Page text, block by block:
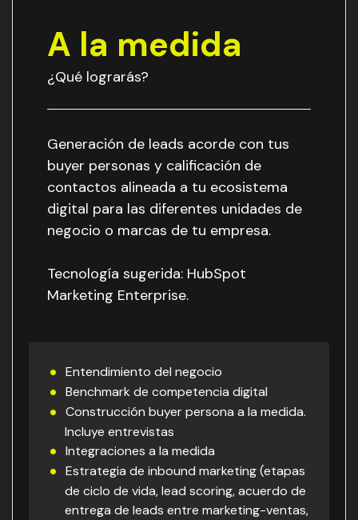
A la medida
¿Qué lograrás?
Generación de leads acorde con tus
buyer personas y calificación de
contactos alineada a tu ecosistema
digital para las diferentes unidades de
negocio o marcas de tu empresa.
Tecnología sugerida: HubSpot
Marketing Enterprise.
Entendimiento del negocio
Benchmark de competencia digital
Construcción buyer persona a la medida.
Incluye entrevistas
Integraciones a la medida
Estrategia de inbound marketing (etapas
de ciclo de vida, lead scoring, acuerdo de
entrega de leads entre marketing-ventas,